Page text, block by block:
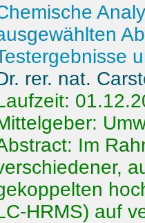
rer. nat.
Im
HRMS) auf